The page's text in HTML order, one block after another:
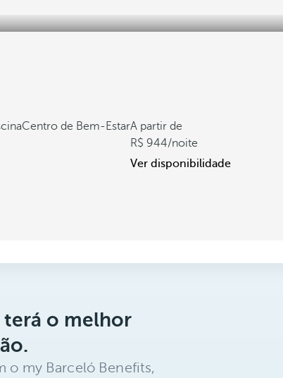
Centro de Bem-EstarA partir de
944/noite
Ver disponibilidade
terá o melhor
o my Barceló Benefits,